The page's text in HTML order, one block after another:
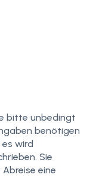
bitte unbedingt
benötigen
wird
Sie
eine